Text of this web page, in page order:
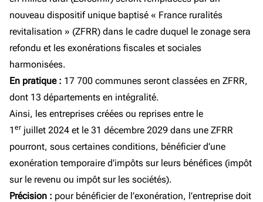
nouveau dispositif unique baptisé « France ruralités
revitalisation » (ZFRR) dans le cadre duquel le zonage sera
refondu et les exonérations fiscales et sociales
harmonisées.
En pratique : 17 700 communes seront classées en ZFRR,
dont 13 départements en intégralité.
Ainsi, les entreprises créées ou reprises entre le
1 er juillet 2024 et le 31 décembre 2029 dans une ZFRR
pourront, sous certaines conditions, bénéficier d’une
exonération temporaire d’impôts sur leurs bénéfices (impôt
sur le revenu ou impôt sur les sociétés).
Précision : pour bénéficier de l’exonération, l’entreprise doit